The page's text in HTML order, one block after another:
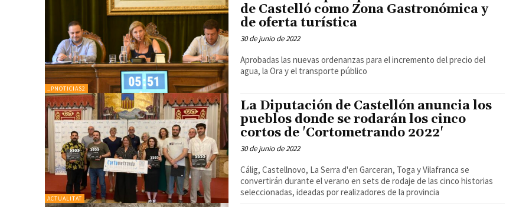
_PNOTICIAS2
de Castelló como Zona Gastronómica y
de oferta turística
30 de junio de 2022
Aprobadas las nuevas ordenanzas para el incremento del precio del
agua, la Ora y el transporte público
ACTUALITAT
La Diputación de Castellón anuncia los
pueblos donde se rodarán los cinco
cortos de 'Cortometrando 2022'
30 de junio de 2022
Cálig, Castellnovo, La Serra d'en Garceran, Toga y Vilafranca se
convertirán durante el verano en sets de rodaje de las cinco historias
seleccionadas, ideadas por realizadores de la provincia